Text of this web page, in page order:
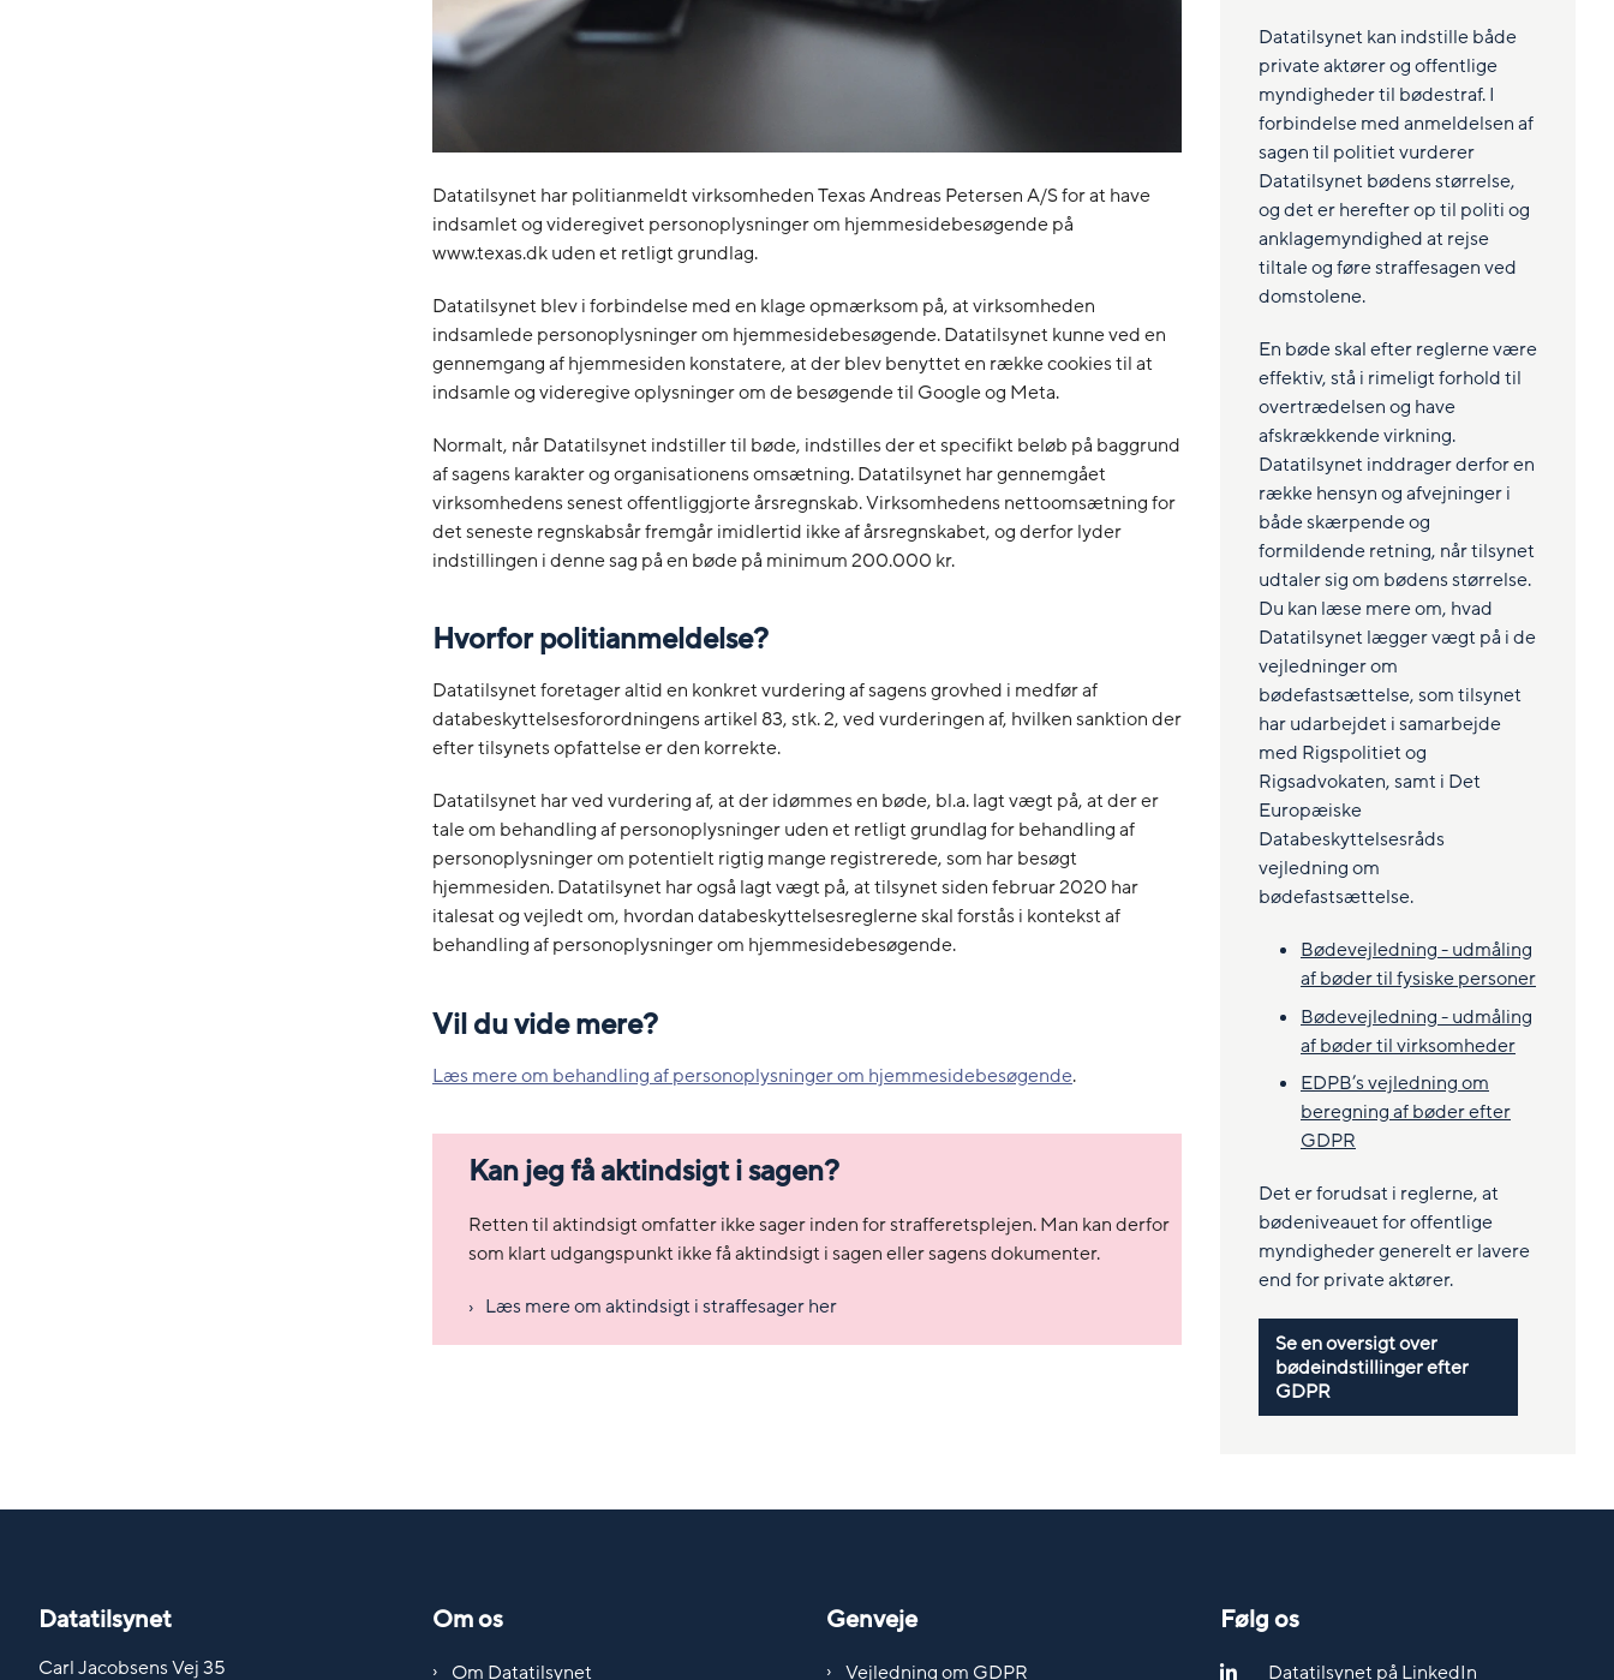
Datatilsynet har politianmeldt virksomheden Texas Andreas Petersen A/S for at have
indsamlet og videregivet personoplysninger om hjemmesidebesøgende på
www.texas.dk uden et retligt grundlag.
Datatilsynet blev i forbindelse med en klage opmærksom på, at virksomheden
indsamlede personoplysninger om hjemmesidebesøgende. Datatilsynet kunne ved en
gennemgang af hjemmesiden konstatere, at der blev benyttet en række cookies til at
indsamle og videregive oplysninger om de besøgende til Google og Meta.
Normalt, når Datatilsynet indstiller til bøde, indstilles der et specifikt beløb på baggrund
af sagens karakter og organisationens omsætning. Datatilsynet har gennemgået
virksomhedens senest offentliggjorte årsregnskab. Virksomhedens nettoomsætning for
det seneste regnskabsår fremgår imidlertid ikke af årsregnskabet, og derfor lyder
indstillingen i denne sag på en bøde på minimum 200.000 kr.
Hvorfor politianmeldelse?
Datatilsynet foretager altid en konkret vurdering af sagens grovhed i medfør af
databeskyttelsesforordningens artikel 83, stk. 2, ved vurderingen af, hvilken sanktion der
efter tilsynets opfattelse er den korrekte.
Datatilsynet har ved vurdering af, at der idømmes en bøde, bl.a. lagt vægt på, at der er
tale om behandling af personoplysninger uden et retligt grundlag for behandling af
personoplysninger om potentielt rigtig mange registrerede, som har besøgt
hjemmesiden. Datatilsynet har også lagt vægt på, at tilsynet siden februar 2020 har
italesat og vejledt om, hvordan databeskyttelsesreglerne skal forstås i kontekst af
behandling af personoplysninger om hjemmesidebesøgende.
Vil du vide mere?
Læs mere om behandling af personoplysninger om hjemmesidebesøgende.
Kan jeg få aktindsigt i sagen?
Retten til aktindsigt omfatter ikke sager inden for strafferetsplejen. Man kan derfor
som klart udgangspunkt ikke få aktindsigt i sagen eller sagens dokumenter.
Læs mere om aktindsigt i straffesager her
Datatilsynet kan indstille både
private aktører og offentlige
myndigheder til bødestraf. I
forbindelse med anmeldelsen af
sagen til politiet vurderer
Datatilsynet bødens størrelse,
og det er herefter op til politi og
anklagemyndighed at rejse
tiltale og føre straffesagen ved
domstolene.
En bøde skal efter reglerne være
effektiv, stå i rimeligt forhold til
overtrædelsen og have
afskrækkende virkning.
Datatilsynet inddrager derfor en
række hensyn og afvejninger i
både skærpende og
formildende retning, når tilsynet
udtaler sig om bødens størrelse.
Du kan læse mere om, hvad
Datatilsynet lægger vægt på i de
vejledninger om
bødefastsættelse, som tilsynet
har udarbejdet i samarbejde
med Rigspolitiet og
Rigsadvokaten, samt i Det
Europæiske
Databeskyttelsesråds
vejledning om
bødefastsættelse.
Bødevejledning - udmåling
af bøder til fysiske personer
Bødevejledning - udmåling
af bøder til virksomheder
EDPB’s vejledning om
beregning af bøder efter
GDPR
Det er forudsat i reglerne, at
bødeniveauet for offentlige
myndigheder generelt er lavere
end for private aktører.
Se en oversigt over
bødeindstillinger efter
GDPR
Datatilsynet
Carl Jacobsens Vej 35
Om os
Om Datatilsynet
Genveje
Vejledning om GDPR
Følg os
Datatilsynet på LinkedIn